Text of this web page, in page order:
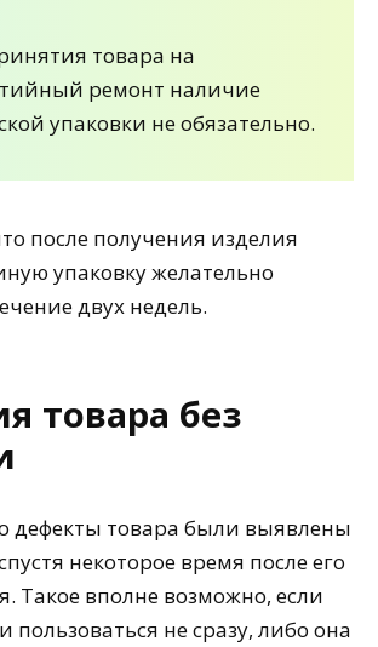
товара на
ремонт наличие
упаковки не обязательно.
после получения изделия
упаковку желательно
двух недель.
товара без
дефекты товара были выявлены
некоторое время после его
Такое вполне возможно, если
не сразу, либо она